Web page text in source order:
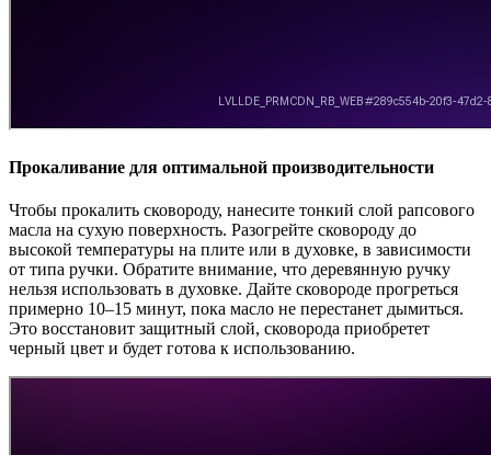
Прокаливание для оптимальной производительности
Чтобы прокалить сковороду, нанесите тонкий слой рапсового
масла на сухую поверхность. Разогрейте сковороду до
высокой температуры на плите или в духовке, в зависимости
от типа ручки. Обратите внимание, что деревянную ручку
нельзя использовать в духовке. Дайте сковороде прогреться
примерно 10–15 минут, пока масло не перестанет дымиться.
Это восстановит защитный слой, сковорода приобретет
черный цвет и будет готова к использованию.